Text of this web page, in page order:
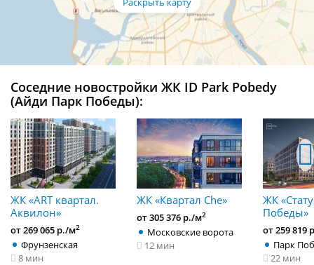
Соседние новостройки ЖК ID Park Pobedy
(Айди Парк Победы):
ЖК «ART квартал.
Аквилон»
от 269 065 р./м2
Фрунзенская
8 мин
ЖК «Квартал Che»
от 305 376 р./м2
Московские ворота
12 мин
ЖК
Победы»
от 259 819
Парк
22 мин